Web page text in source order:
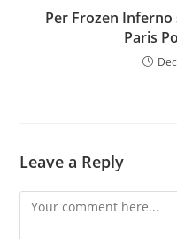
Per Frozen
Paris
Leave a Reply